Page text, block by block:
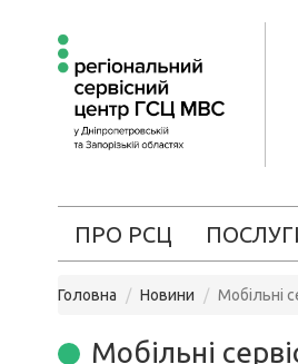
ПРО РСЦ
Головна Новини Мобільні
Мобільні